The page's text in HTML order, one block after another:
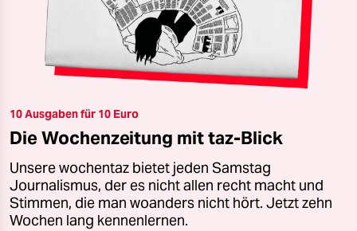
10 Ausgaben für 10 Euro
Die Wochenzeitung mit taz-Blick
Unsere wochentaz bietet jeden Samstag
Journalismus, der es nicht allen recht macht und
Stimmen, die man woanders nicht hört. Jetzt zehn
Wochen lang kennenlernen.